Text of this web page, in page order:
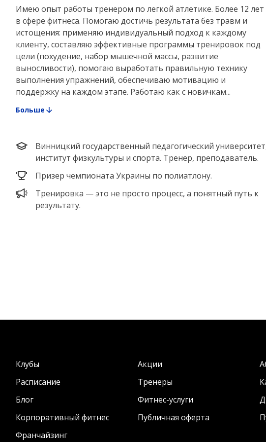
Имею опыт работы тренером по легкой атлетике. Более 12 лет
в сфере фитнеса. Помогаю достичь результата без травм и
истощения: применяю индивидуальный подход к каждому
клиенту, составляю эффективные программы тренировок под
цели (похудение, набор мышечной массы, развитие
выносливости), помогаю выработать правильную технику
выполнения упражнений, обеспечиваю мотивацию и
поддержку на каждом этапе. Работаю как с новичкам...
Больше
Винницкий государственный педагогический
институт физкультуры и спорта. Тренер, преподаватель.
Призер чемпионата Украины по полиатлону.
Тренировка — это не просто процесс, а понятный путь к
результату.
Клубы Акции
Расписание
Тренеры
Блог
Фитнес-услуги
Корпоративный фитнес
Публичная оферта
Франчайзинг